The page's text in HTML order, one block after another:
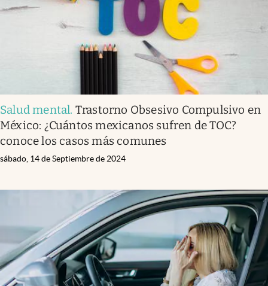
Salud mental. Trastorno Obsesivo Compulsivo en
México: ¿Cuántos mexicanos sufren de TOC?
conoce los casos más comunes
sábado, 14 de Septiembre de 2024